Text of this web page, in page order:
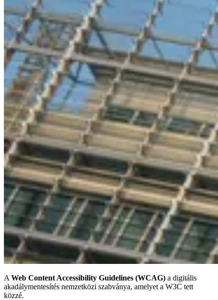
A Web Content Accessibility Guidelines (WCAG) a digitális
akadálymentesítés nemzetközi szabványa, amelyet a W3C tett
közzé.